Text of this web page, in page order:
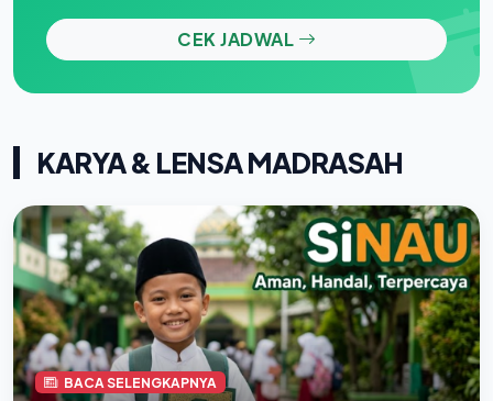
CEK JADWAL
KARYA & LENSA MADRASAH
BACA SELENGKAPNYA